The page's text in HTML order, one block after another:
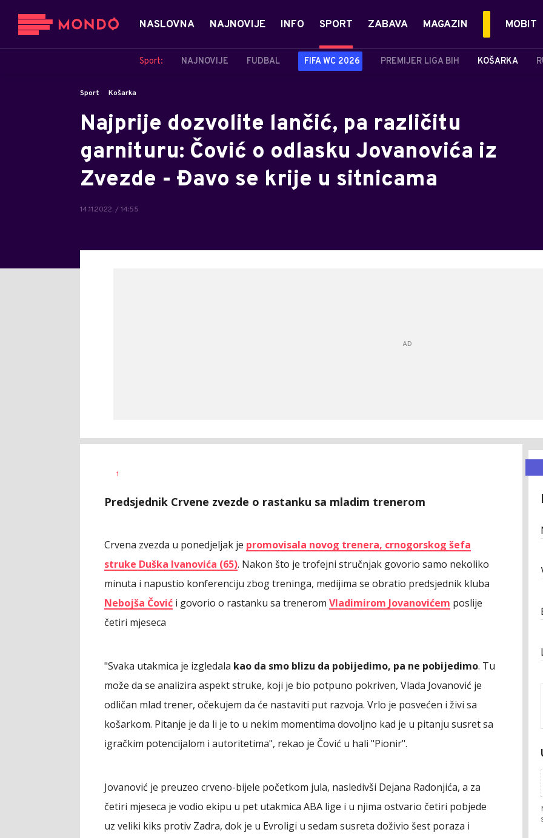
NASLOVNA NAJNOVIJE INFO SPORT
Sport: NAJNOVIJE FUDBAL FIFA WC 2026 PREMIJER LIGA BIH KOŠARKA
ZABAVA MAGAZIN MOBIT
Sport Košarka
Najprije dozvolite lančić, pa različitu
garnituru: Čović o odlasku Jovanovića iz
Zvezde - Đavo se krije u sitnicama
14.11.2022. / 14:55
AUTOR
1
Predsjednik Crvene zvezde o rastanku sa mladim trenerom
Crvena zvezda u ponedjeljak je promovisala novog trenera, crnogorskog šefa
struke Duška Ivanovića (65). Nakon što je trofejni stručnjak govorio samo nekoliko
minuta i napustio konferenciju zbog treninga, medijima se obratio predsjednik kluba
Nebojša Čović i govorio o rastanku sa trenerom Vladimirom Jovanovićem poslije
četiri mjeseca
"Svaka utakmica je izgledala kao da smo blizu da pobijedimo, pa ne pobijedimo. Tu
može da se analizira aspekt struke, koji je bio potpuno pokriven, Vlada Jovanović je
odličan mlad trener, očekujem da će nastaviti put razvoja. Vrlo je posvećen i živi sa
košarkom. Pitanje je da li je to u nekim momentima dovoljno kad je u pitanju susret sa
igračkim potencijalom i autoritetima", rekao je Čović u hali "Pionir".
Jovanović je preuzeo crveno-bijele početkom jula, nasledivši Dejana Radonjića, a za
četiri mjeseca je vodio ekipu u pet utakmica ABA lige i u njima ostvario četiri pobjede
uz veliki kiks protiv Zadra, dok je u Evroligi u sedam susreta doživio šest poraza i